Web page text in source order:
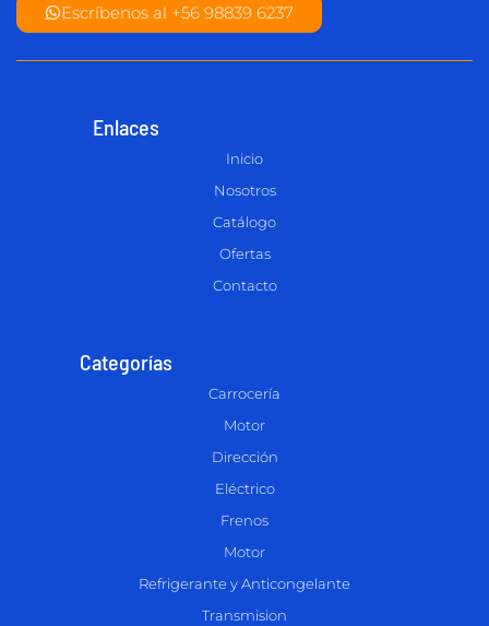
Escríbenos al +56 98839 6237
Enlaces
Inicio
Nosotros
Catálogo
Ofertas
Contacto
Categorías
Carrocería
Motor
Dirección
Eléctrico
Frenos
Motor
Refrigerante y Anticongelante
Transmision